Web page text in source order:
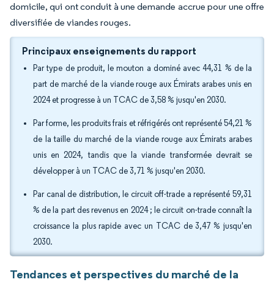
domicile, qui ont conduit à une demande accrue pour une offre
diversifiée de viandes rouges.
Principaux enseignements du rapport
Par type de produit, le mouton a dominé avec 44,31 % de la
part de marché de la viande rouge aux Émirats arabes unis en
2024 et progresse à un TCAC de 3,58 % jusqu'en 2030.
Par forme, les produits frais et réfrigérés ont représenté 54,21 %
de la taille du marché de la viande rouge aux Émirats arabes
unis en 2024, tandis que la viande transformée devrait se
développer à un TCAC de 3,71 % jusqu'en 2030.
Par canal de distribution, le circuit off-trade a représenté 59,31
% de la part des revenus en 2024 ; le circuit on-trade connaît la
croissance la plus rapide avec un TCAC de 3,47 % jusqu'en
2030.
Tendances et perspectives du marché de la